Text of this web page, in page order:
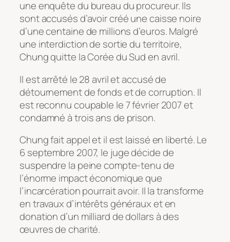
une enquête du bureau du procureur. Ils
sont accusés d’avoir créé une caisse noire
d’une centaine de millions d’euros. Malgré
une interdiction de sortie du territoire,
Chung quitte la Corée du Sud en avril.
Il est arrêté le 28 avril et accusé de
détournement de fonds et de corruption. Il
est reconnu coupable le 7 février 2007 et
condamné à trois ans de prison.
Chung fait appel et il est laissé en liberté. Le
6 septembre 2007, le juge décide de
suspendre la peine compte-tenu de
l’énorme impact économique que
l’incarcération pourrait avoir. Il la transforme
en travaux d’intérêts généraux et en
donation d’un milliard de dollars à des
œuvres de charité.